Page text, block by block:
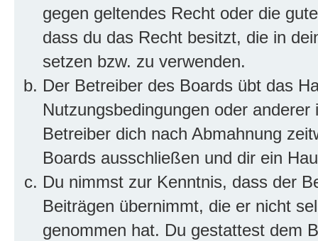
gegen geltendes Recht oder die
dass du das Recht besitzt, die in
setzen bzw. zu verwenden.
Der Betreiber des Boards übt das
Nutzungsbedingungen oder
Betreiber dich nach Abmahnung
Boards ausschließen und dir ein
Du nimmst zur Kenntnis, dass der
Beiträgen übernimmt, die er nicht
genommen hat. Du gestattest dem